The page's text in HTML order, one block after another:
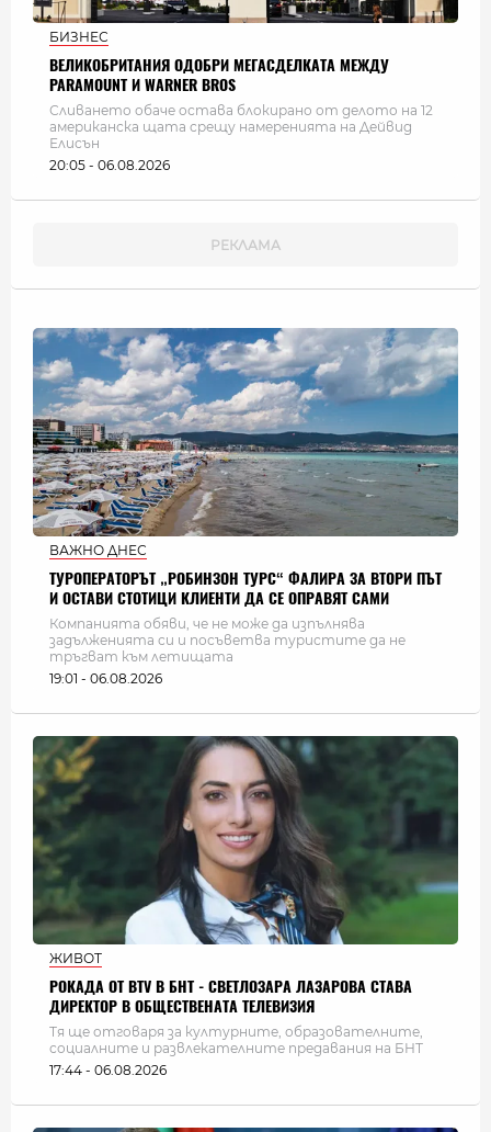
БИЗНЕС
ВЕЛИКОБРИТАНИЯ ОДОБРИ МЕГАСДЕЛКАТА МЕЖДУ
PARAMOUNT И WARNER BROS
Сливането обаче остава блокирано от делото на 12
американска щата срещу намеренията на Дейвид
Елисън
20:05 - 06.08.2026
ВАЖНО ДНЕС
ТУРОПЕРАТОРЪТ „РОБИНЗОН ТУРС“ ФАЛИРА ЗА ВТОРИ ПЪТ
И ОСТАВИ СТОТИЦИ КЛИЕНТИ ДА СЕ ОПРАВЯТ САМИ
Компанията обяви, че не може да изпълнява
задълженията си и посъветва туристите да не
тръгват към летищата
19:01 - 06.08.2026
ЖИВОТ
РОКАДА ОТ BTV В БНТ - СВЕТЛОЗАРА ЛАЗАРОВА СТАВА
ДИРЕКТОР В ОБЩЕСТВЕНАТА ТЕЛЕВИЗИЯ
Тя ще отговаря за културните, образователните,
социалните и развлекателните предавания на БНТ
17:44 - 06.08.2026